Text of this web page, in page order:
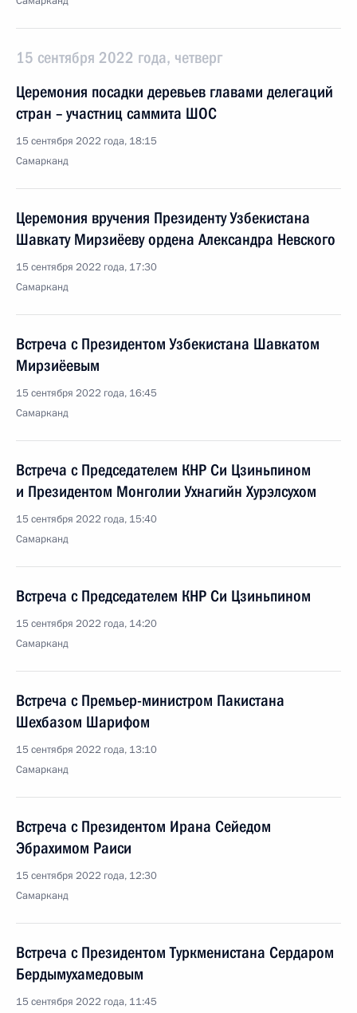
15 сентября 2022 года, четверг
Церемония посадки деревьев главами делегаций
стран – участниц саммита ШОС
15 сентября 2022 года, 18:15
Самарканд
Церемония вручения Президенту Узбекистана
Шавкату Мирзиёеву ордена Александра Невского
15 сентября 2022 года, 17:30
Самарканд
Встреча с Президентом Узбекистана Шавкатом
Мирзиёевым
15 сентября 2022 года, 16:45
Самарканд
Встреча с Председателем КНР Си Цзиньпином
и Президентом Монголии Ухнагийн Хурэлсухом
15 сентября 2022 года, 15:40
Самарканд
Встреча с Председателем КНР Си Цзиньпином
15 сентября 2022 года, 14:20
Самарканд
Встреча с Премьер-министром Пакистана
Шехбазом Шарифом
15 сентября 2022 года, 13:10
Самарканд
Встреча с Президентом Ирана Сейедом
Эбрахимом Раиси
15 сентября 2022 года, 12:30
Самарканд
Встреча с Президентом Туркменистана Сердаром
Бердымухамедовым
15 сентября 2022 года, 11:45